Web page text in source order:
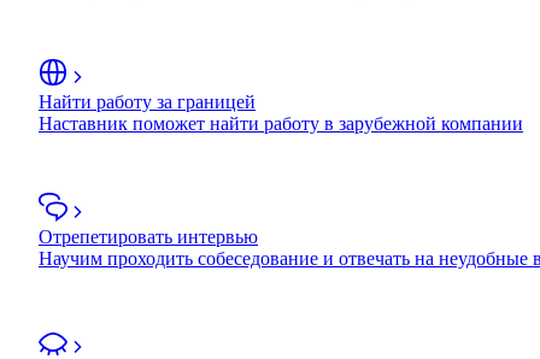
Найти работу за границей
Наставник поможет найти работу в зарубежной компании
Отрепетировать интервью
Научим проходить собеседование и отвечать на неудобные